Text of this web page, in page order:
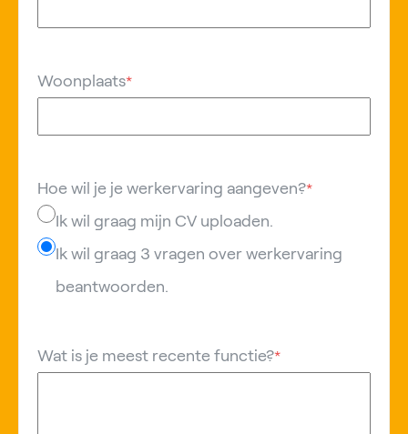
Woonplaats*
Hoe wil je je werkervaring aangeven?*
Ik wil graag mijn CV uploaden.
Ik wil graag 3 vragen over werkervaring
beantwoorden.
Wat is je meest recente functie?*